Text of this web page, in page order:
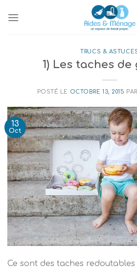
TRUCS &
1) Les taches de
POSTÉ LE OCTOBRE 13, 2015
13
Oct
Ce sont des taches